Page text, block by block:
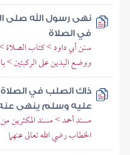
نهى رسول الله صلى
في الصلاة
سنن أبي داود > كتاب الصلاة
ووضع اليدين على الركبتين >
ذاك الصلب في
عليه وسلم ينهى
مسند أحمد > مسند المكثرين
الخطاب رضي الله تعالى عنهما